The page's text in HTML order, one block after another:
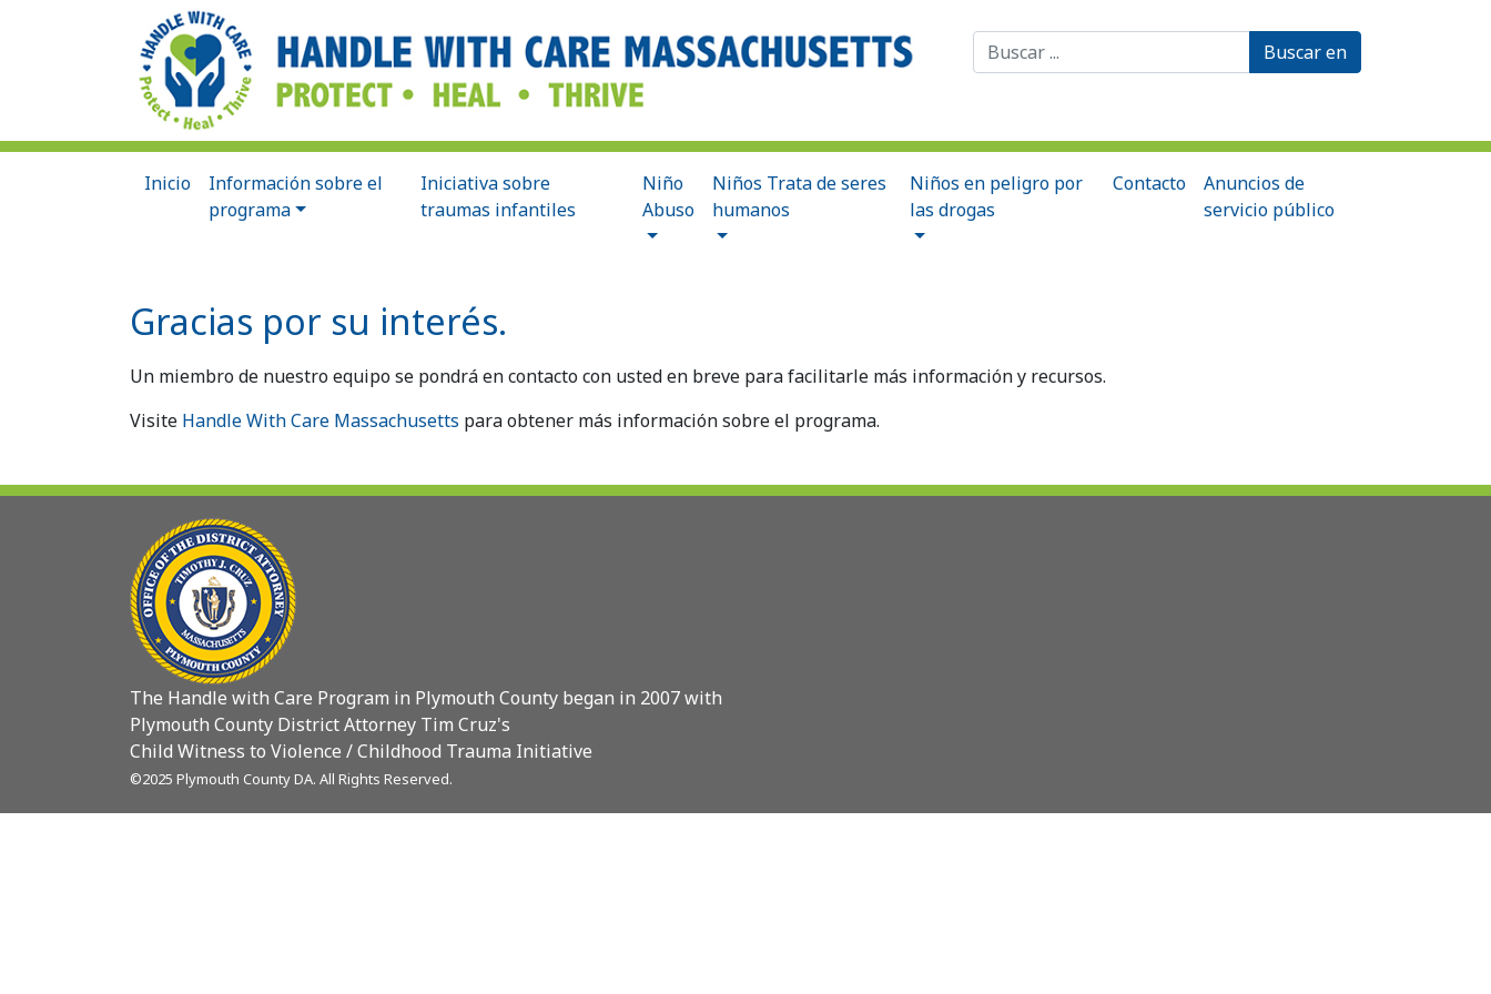
Buscar:
Inicio
Información sobre el
programa
Iniciativa sobre
traumas infantiles
Niño
Abuso
Niños Trata de seres
humanos
Niños en peligro por
las drogas
Contacto
Anuncios de
servicio público
Gracias por su interés.
Un miembro de nuestro equipo se pondrá en contacto con usted en breve para facilitarle más información y recursos.
Visite Handle With Care Massachusetts para obtener más información sobre el programa.
The Handle with Care Program in Plymouth County began in 2007 with
Plymouth County District Attorney Tim Cruz's
Child Witness to Violence / Childhood Trauma Initiative
©2025 Plymouth County DA. All Rights Reserved.